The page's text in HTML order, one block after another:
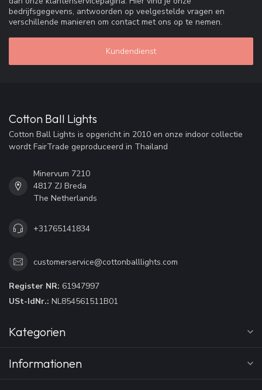
bedrijfsgegevens, antwoorden op veelgestelde vragen en
verschillende manieren om contact met ons op te nemen.
Kundendienst
Cotton Ball Lights
Cotton Ball Lights is opgericht in 2010 en onze indoor collectie
wordt FairTrade geproduceerd in Thailand
Minervum 7210
4817 ZJ Breda
The Netherlands
+31765141834
customerservice@cottonballlights.com
Register NR: 61947997
USt-IdNr.: NL854561511B01
Kategorien
Informationen